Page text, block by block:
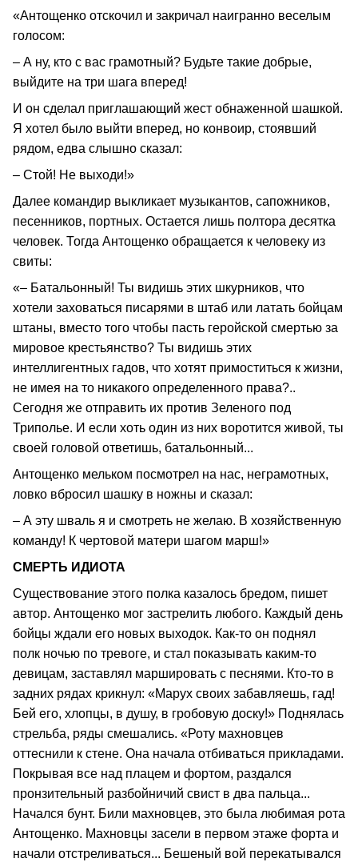
«Антощенко отскочил и закричал наигранно веселым
голосом:
– А ну, кто с вас грамотный? Будьте такие добрые,
выйдите на три шага вперед!
И он сделал приглашающий жест обнаженной шашкой.
Я хотел было выйти вперед, но конвоир, стоявший
рядом, едва слышно сказал:
– Стой! Не выходи!»
Далее командир выкликает музыкантов, сапожников,
песенников, портных. Остается лишь полтора десятка
человек. Тогда Антощенко обращается к человеку из
свиты:
«– Батальонный! Ты видишь этих шкурников, что
хотели заховаться писарями в штаб или латать бойцам
штаны, вместо того чтобы пасть геройской смертью за
мировое крестьянство? Ты видишь этих
интеллигентных гадов, что хотят примоститься к жизни,
не имея на то никакого определенного права?..
Сегодня же отправить их против Зеленого под
Триполье. И если хоть один из них воротится живой, ты
своей головой ответишь, батальонный...
Антощенко мельком посмотрел на нас, неграмотных,
ловко вбросил шашку в ножны и сказал:
– А эту шваль я и смотреть не желаю. В хозяйственную
команду! К чертовой матери шагом марш!»
СМЕРТЬ ИДИОТА
Существование этого полка казалось бредом, пишет
автор. Антощенко мог застрелить любого. Каждый день
бойцы ждали его новых выходок. Как-то он поднял
полк ночью по тревоге, и стал показывать каким-то
девицам, заставлял маршировать с песнями. Кто-то в
задних рядах крикнул: «Марух своих забавляешь, гад!
Бей его, хлопцы, в душу, в гробовую доску!» Поднялась
стрельба, ряды смешались. «Роту махновцев
оттеснили к стене. Она начала отбиваться прикладами.
Покрывая все над плацем и фортом, раздался
пронзительный разбойничий свист в два пальца...
Начался бунт. Били махновцев, это была любимая рота
Антощенко. Махновцы засели в первом этаже форта и
начали отстреливаться... Бешеный вой перекатывался